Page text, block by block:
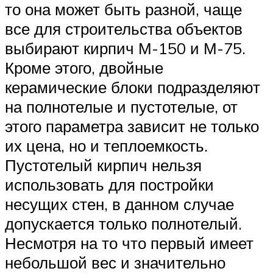
то она может быть разной, чаще
все для строительства объектов
выбирают кирпич М-150 и М-75.
Кроме этого, двойные
керамические блоки подразделяют
на полнотелые и пустотелые, от
этого параметра зависит не только
их цена, но и теплоемкость.
Пустотелый кирпич нельзя
использовать для постройки
несущих стен, в данном случае
допускается только полнотелый.
Несмотря на то что первый имеет
небольшой вес и значительно